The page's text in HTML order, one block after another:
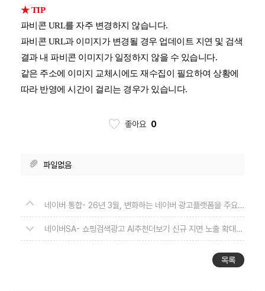
★ TIP
파비콘 URL를 자주 변경하지 않습니다.
파비콘 URL과 이미지가 변경될 경우 업데이트 지연 및 검색
결과 내 파비콘 이미지가 일정하지 않을 수 있습니다.
같은 주소에 이미지 교체시에도 재수집이 필요하여 상황에
따라 반영에 시간이 걸리는 경우가 있습니다.
좋아요 0
파일없음
네이버 통합- 26년 3월, 변화하는 네이버 광고플랫폼을 주요 기능을 소개합니다.
네이버SA- 쇼핑검색광고 AI추천더보기 신규 지면 노출 확대 안내